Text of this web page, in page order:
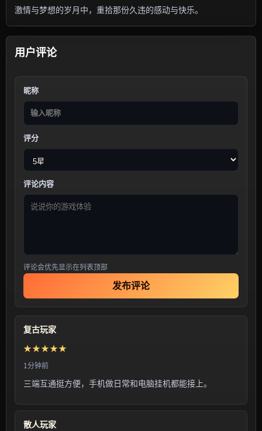
激情与梦想的岁月中，重拾那份久违的感动与快乐。
用户评论
昵称
评分
评论内容
评论会优先显示在列表顶部
发布评论
复古玩家
★★★★★
1分钟前
三端互通挺方便，手机做日常和电脑挂机都能接上。
散人玩家